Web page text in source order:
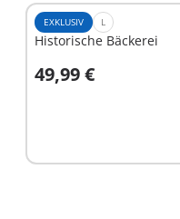
EXKLUSIV L
Historische Bäckerei
49,99 €
In den Warenkorb